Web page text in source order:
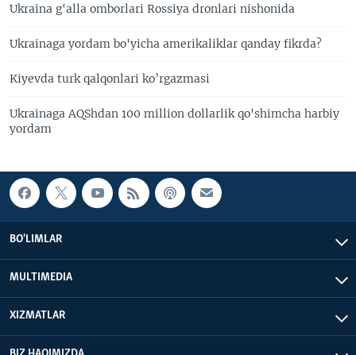
Ukraina g'alla omborlari Rossiya dronlari nishonida
Ukrainaga yordam bo'yicha amerikaliklar qanday fikrda?
Kiyevda turk qalqonlari ko’rgazmasi
Ukrainaga AQShdan 100 million dollarlik qo'shimcha harbiy
yordam
BO'LIMLAR
MULTIMEDIA
XIZMATLAR